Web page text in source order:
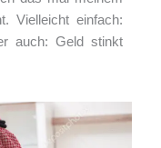
Vielleicht einfach:
auch: Geld stinkt